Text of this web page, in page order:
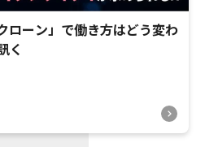
ローン」で働き方はどう変わ
く